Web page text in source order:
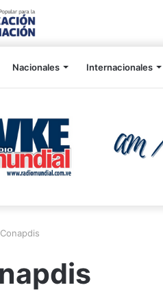
Nacionales Internacionales
Conapdis